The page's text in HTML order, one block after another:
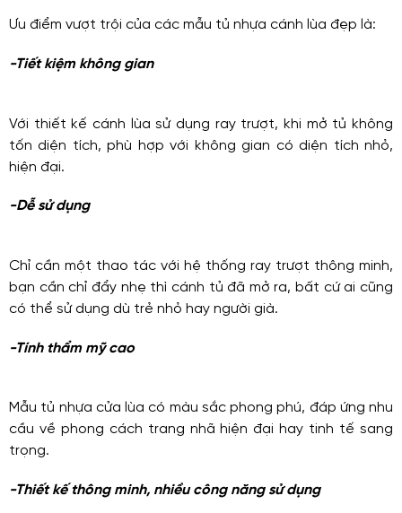
Ưu điểm vượt trội của các mẫu tủ nhựa cánh lùa đẹp là:
-Tiết kiệm không gian
Với thiết kế cánh lùa sử dụng ray trượt, khi mở tủ không
tốn diện tích, phù hợp với không gian có diện tích nhỏ,
hiện đại.
-Dễ sử dụng
Chỉ cần một thao tác với hệ thống ray trượt thông minh,
bạn cần chỉ đẩy nhẹ thì cánh tủ đã mở ra, bất cứ ai cũng
có thể sử dụng dù trẻ nhỏ hay người già.
-Tính thẩm mỹ cao
Mẫu tủ nhựa cửa lùa có màu sắc phong phú, đáp ứng nhu
cầu về phong cách trang nhã hiện đại hay tinh tế sang
trọng.
-Thiết kế thông minh, nhiều công năng sử dụng